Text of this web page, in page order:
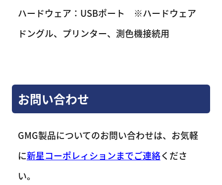
ハードウェア：USBポート ※ハードウェア
ドングル、プリンター、測色機接続用
お問い合わせ
GMG製品についてのお問い合わせは、お気軽
に新星コーポレィションまでご連絡くださ
い。